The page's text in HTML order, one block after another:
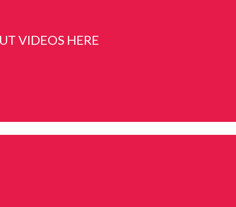
VIDEOS HERE